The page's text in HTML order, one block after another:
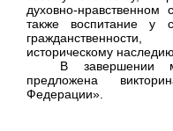
духовно-
также воспитание у
историческому
В завершении
предложена
Федерации».